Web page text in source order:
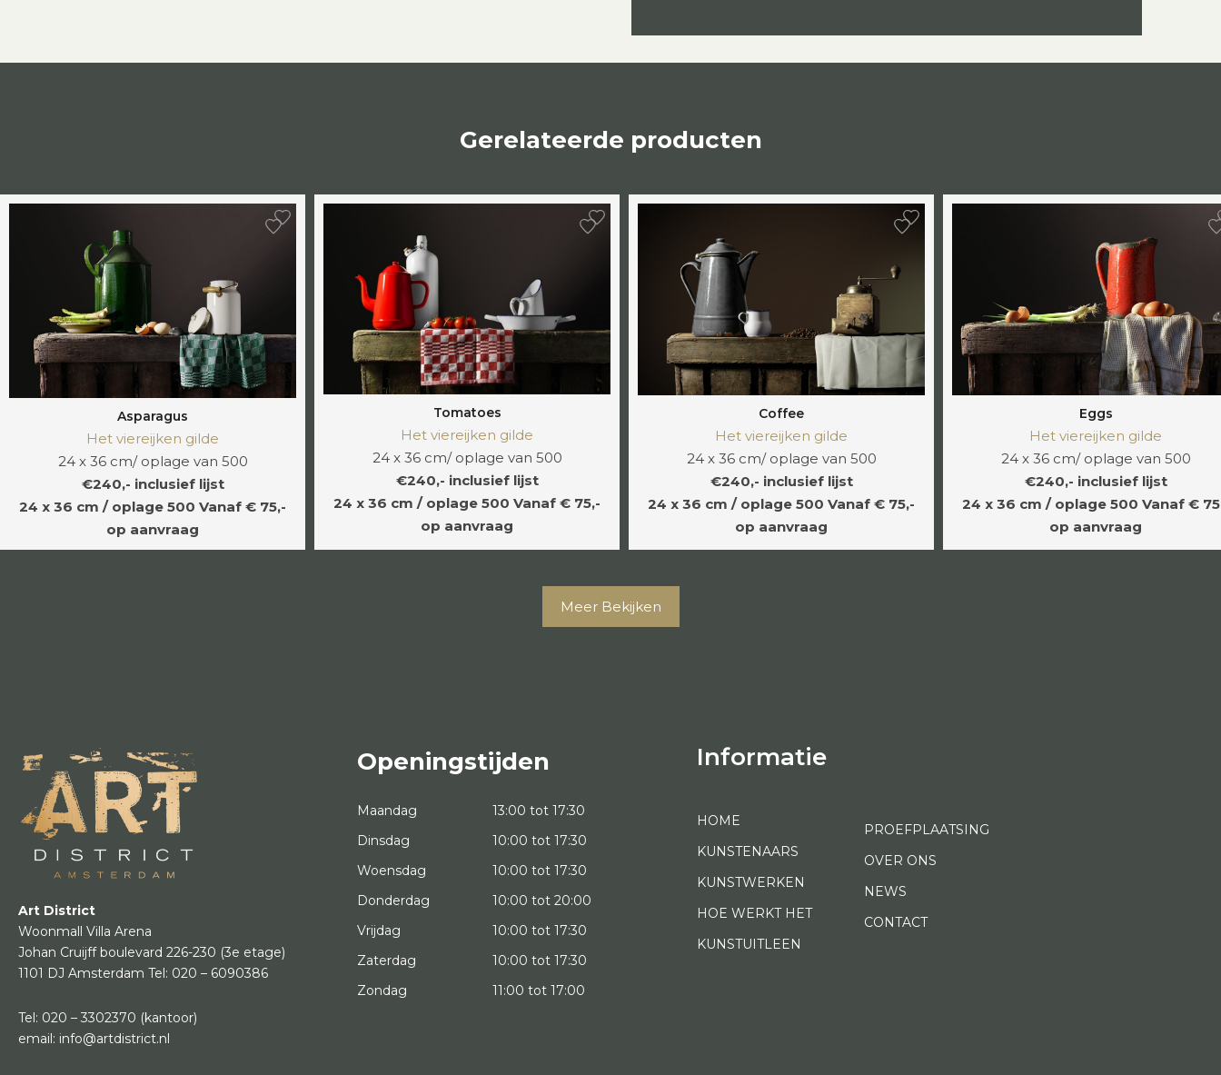
Gerelateerde producten
Asparagus
Het viereijken gilde
24 x 36 cm/ oplage van 500
€240,- inclusief lijst
24 x 36 cm / oplage 500 Vanaf € 75,-
op aanvraag
Tomatoes
Het viereijken gilde
24 x 36 cm/ oplage van 500
€240,- inclusief lijst
24 x 36 cm / oplage 500 Vanaf € 75,-
op aanvraag
Coffee
Het viereijken gilde
24 x 36 cm/ oplage van 500
€240,- inclusief lijst
24 x 36 cm / oplage 500 Vanaf € 75,-
op aanvraag
Eggs
Het viereijken gilde
24 x 36 cm/ oplage van 500
€240,- inclusief lijst
24 x 36 cm / oplage 500 Vanaf €
op aanvraag
Meer Bekijken
Art District
Woonmall Villa Arena
Johan Cruijff boulevard 226-230 (3e etage)
1101 DJ Amsterdam Tel: 020 – 6090386
Tel: 020 – 3302370 (kantoor)
email: info@artdistrict.nl
Openingstijden
Maandag
13:00 tot 17:30
Dinsdag
10:00 tot 17:30
Woensdag
10:00 tot 17:30
Donderdag
10:00 tot 20:00
Vrijdag
10:00 tot 17:30
Zaterdag
10:00 tot 17:30
Zondag
11:00 tot 17:00
Informatie
HOME
KUNSTENAARS
KUNSTWERKEN
HOE WERKT HET
KUNSTUITLEEN
PROEFPLAATSING
OVER ONS
NEWS
CONTACT